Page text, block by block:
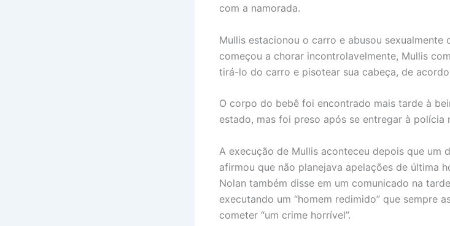
com a namorada.
Mullis estacionou o carro e abusou sexualmente
começou a chorar incontrolavelmente, Mullis
tirá-lo do carro e pisotear sua cabeça, de
O corpo do bebê foi encontrado mais tarde à
estado, mas foi preso após se entregar à polícia
A execução de Mullis aconteceu depois que um
afirmou que não planejava apelações de última
Nolan também disse em um comunicado na
executando um “homem redimido” que sempre
cometer “um crime horrível”.